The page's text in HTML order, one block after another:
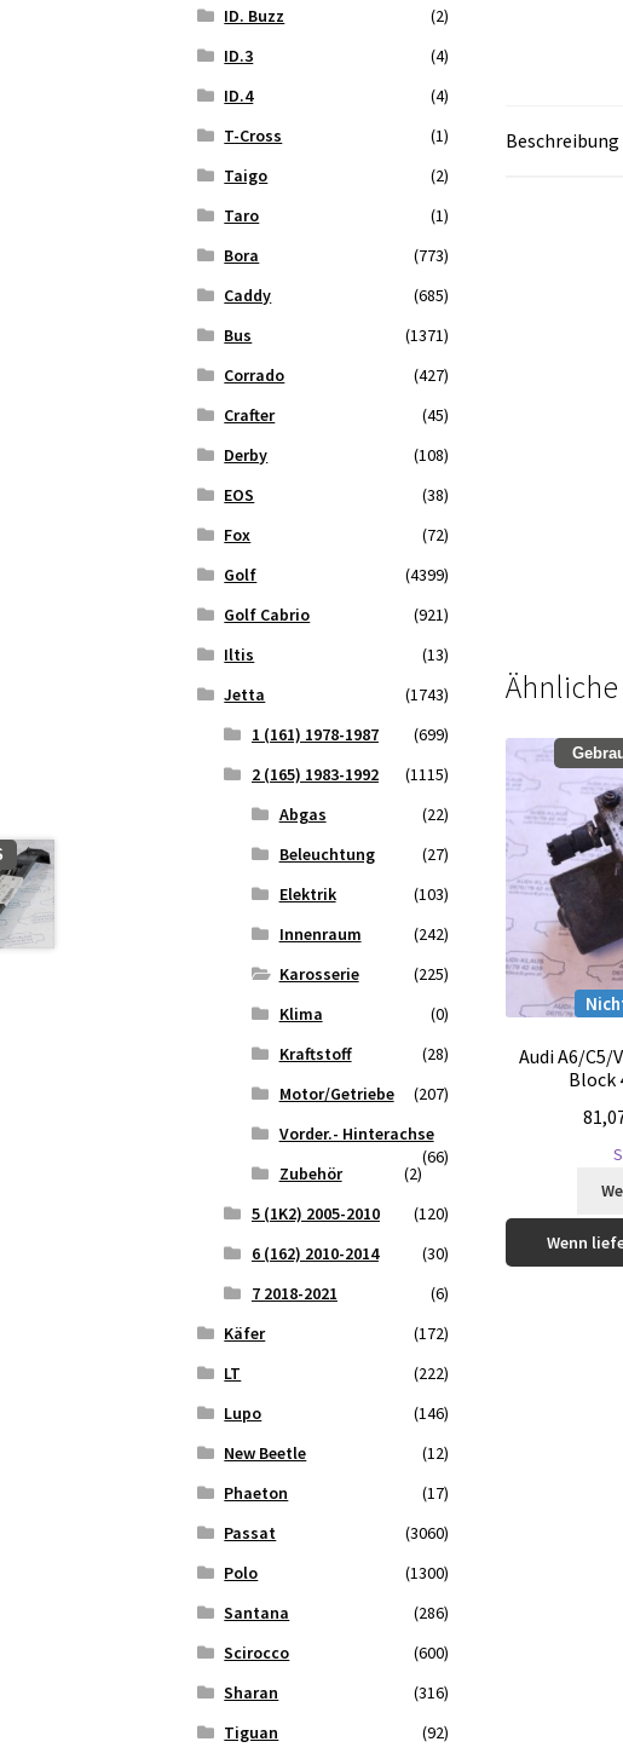
Beschreibung
Audi A6/C5/
Block
Wenn
ID. Buzz
(2)
ID.3
(4)
ID.4
(4)
T-Cross
(1)
Taigo
(2)
Taro
(1)
Bora
(773)
Caddy
(685)
Bus
(1371)
Corrado
(427)
Crafter
(45)
Derby
(108)
EOS
(38)
Fox
(72)
Golf
(4399)
Golf Cabrio
(921)
Iltis
(13)
Jetta
(1743)
1 (161) 1978-1987
(699)
2 (165) 1983-1992
(1115)
Abgas
(22)
Beleuchtung
(27)
Elektrik
(103)
Innenraum
(242)
Karosserie
(225)
Klima
(0)
Kraftstoff
(28)
Motor/Getriebe
(207)
Vorder.- Hinterachse
(66)
Zubehör
(2)
5 (1K2) 2005-2010
(120)
6 (162) 2010-2014
(30)
7 2018-2021
(6)
Käfer
(172)
LT
(222)
Lupo
(146)
New Beetle
(12)
Phaeton
(17)
Passat
(3060)
Polo
(1300)
Santana
(286)
Scirocco
(600)
Sharan
(316)
Tiguan
(92)